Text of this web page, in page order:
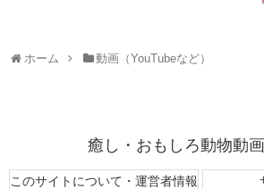
ホーム 動画（YouTubeなど）
癒し・おもしろ動物動
このサイトについて・運営者情報